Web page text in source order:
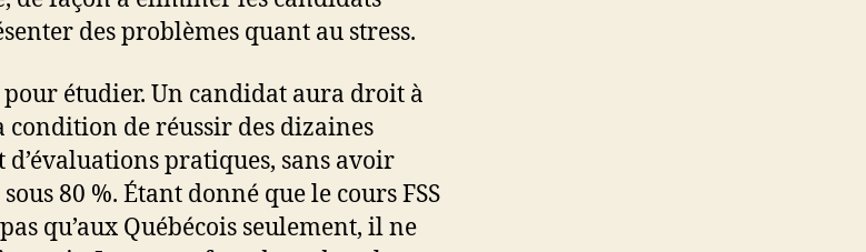
des problèmes quant au stress.
pour étudier. Un candidat aura droit à
condition de réussir des dizaines
d’évaluations pratiques, sans avoir
80 %. Étant donné que le cours FSS
qu’aux Québécois seulement, il ne